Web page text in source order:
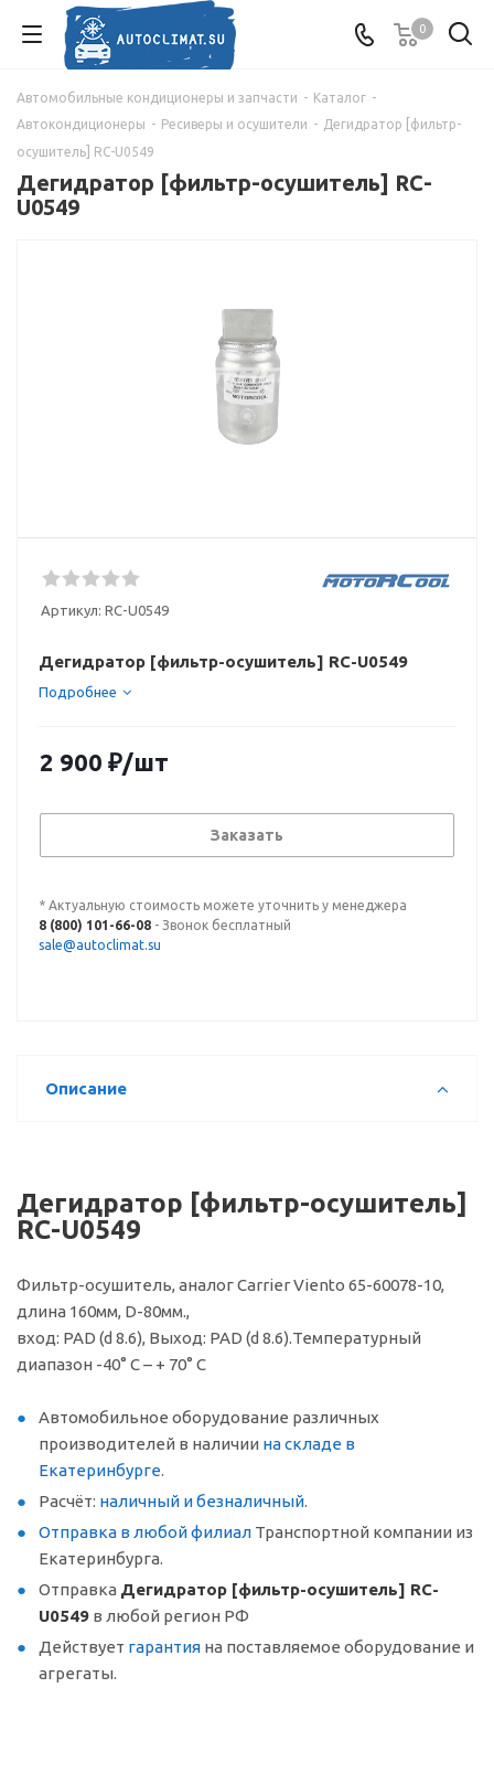
0
Автомобильные кондиционеры и запчасти - Каталог -
Автокондиционеры - Ресиверы и осушители - Дегидратор [фильтр-
осушитель] RC-U0549
Дегидратор [фильтр-осушитель] RC-
U0549
Артикул: RC-U0549
Дегидратор [фильтр-осушитель] RC-U0549
Подробнее
2 900 ₽/шт
Заказать
* Актуальную стоимость можете уточнить у менеджера
8 (800) 101-66-08 - Звонок бесплатный
sale@autoclimat.su
Описание
Дегидратор [фильтр-осушитель]
RC-U0549
Фильтр-осушитель, аналог Carrier Viento 65-60078-10,
длина 160мм, D-80мм.,
вход: PAD (d 8.6), Выход: PAD (d 8.6).Температурный
диапазон -40° С – + 70° С
Автомобильное оборудование различных
производителей в наличии на складе в
Екатеринбурге.
Расчёт: наличный и безналичный.
Отправка в любой филиал Транспортной компании из
Екатеринбурга.
Отправка Дегидратор [фильтр-осушитель] RC-
U0549 в любой регион РФ
Действует гарантия на поставляемое оборудование и
агрегаты.